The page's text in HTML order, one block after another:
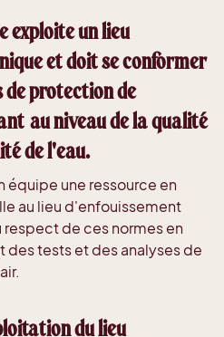
exploite un lieu
et doit se conformer
protection de
au niveau de la qualité
de l'eau.
équipe une ressource en
au lieu d'enfouissement
de ces normes en
tests et des analyses de
du lieu